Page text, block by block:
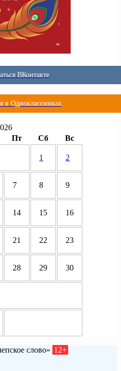
ВКонтакте
в Одноклассниках
Пт Сб Вс
1 2
7 8 9
14 15 16
21 22 23
28 29 30
слово» 12+